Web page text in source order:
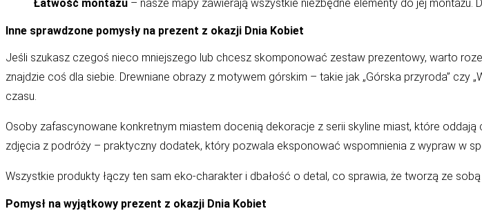
Łatwość montażu – nasze mapy zawierają wszystkie niezbędne elementy do jej montażu.
Inne sprawdzone pomysły na prezent z okazji Dnia Kobiet
Jeśli szukasz czegoś nieco mniejszego lub chcesz skomponować zestaw prezentowy, warto
znajdzie coś dla siebie. Drewniane obrazy z motywem górskim – takie jak „Górska przyroda” czy „
czasu.
Osoby zafascynowane konkretnym miastem docenią dekoracje z serii skyline miast, które oddają
zdjęcia z podróży – praktyczny dodatek, który pozwala eksponować wspomnienia z wypraw w
Wszystkie produkty łączy ten sam eko-charakter i dbałość o detal, co sprawia, że tworzą ze
Pomysł na wyjątkowy prezent z okazji Dnia Kobiet